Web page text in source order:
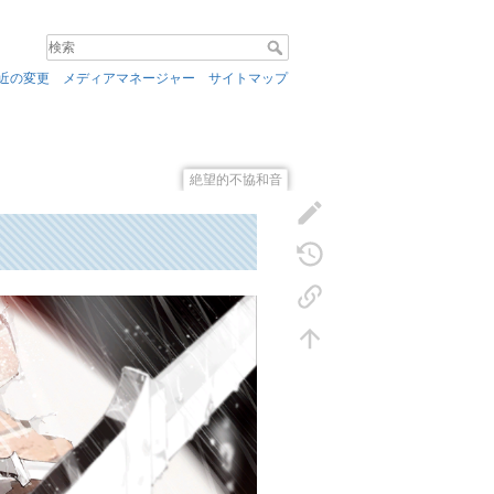
の変更 メディアマネージャー サイトマップ
絶望的不協和音